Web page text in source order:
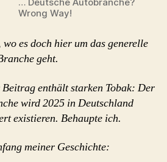
Wrong Way!
es doch hier um das generelle
geht.
enthält starken Tobak: Der
wird 2025 in Deutschland
existieren. Behaupte ich.
meiner Geschichte: